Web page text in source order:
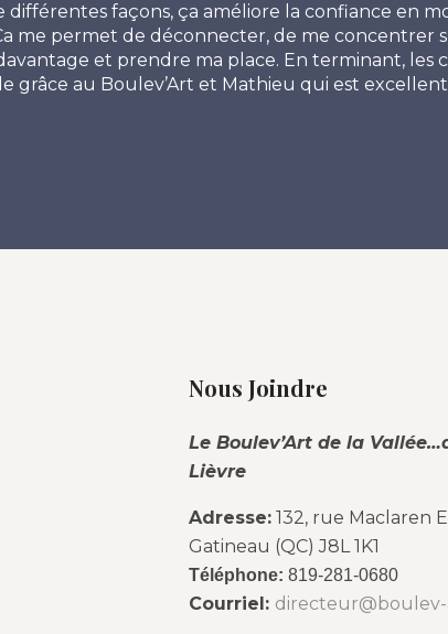
façons, ça améliore la confiance en
me permet de déconnecter, de me concentrer
et prendre ma place. En terminant, les
grâce au Boulev’Art et Mathieu qui est
Nous Joindre
Le Boulev’Art de la
Lièvre
Adresse:132, rue Maclaren
Gatineau (QC) J8L 1K1
Téléphone: 819-281-0680
Courriel: directeur@boulev-